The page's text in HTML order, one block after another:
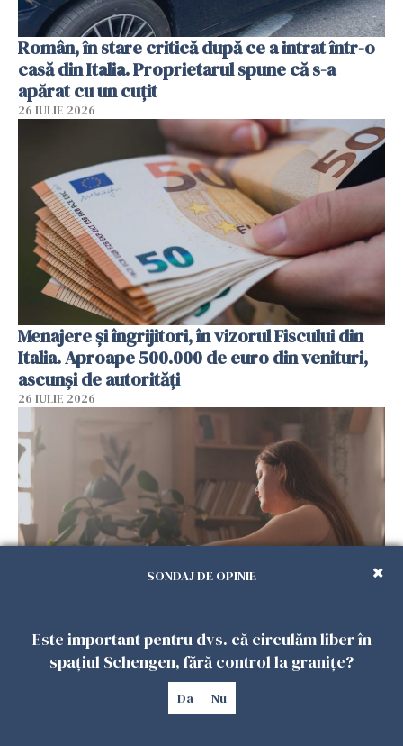
Român, în stare critică după ce a intrat într-o
casă din Italia. Proprietarul spune că s-a
apărat cu un cuțit
26 IULIE 2026
Menajere și îngrijitori, în vizorul Fiscului din
Italia. Aproape 500.000 de euro din venituri,
ascunși de autorități
26 IULIE 2026
arată ce se întâmplă cu sănătatea multor
imigranți
SONDAJ DE OPINIE
Este important pentru dvs. că circulăm liber în
spațiul Schengen, fără control la granițe?
Da Nu